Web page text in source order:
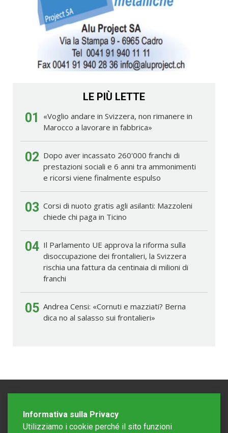
LE PIÙ LETTE
01
«Voglio andare in Svizzera, non rimanere in
Marocco a lavorare in fabbrica»
02 Dopo aver incassato 260'000 franchi di
prestazioni sociali e 6 anni tra ammonimenti
e ricorsi viene finalmente espulso
03 Corsi di nuoto gratis agli asilanti: Mazzoleni
chiede chi paga in Ticino
04 Il Parlamento UE approva la riforma sulla
disoccupazione dei frontalieri, la Svizzera
rischia una fattura da centinaia di milioni di
franchi
05 Andrea Censi: «Cornuti e mazziati? Berna
dica no al salasso sui frontalieri»
Informativa sulla Privacy
Utilizziamo i cookie perché il sito funzioni